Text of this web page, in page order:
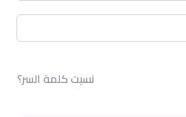
نسيت كلمة السر؟